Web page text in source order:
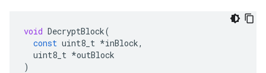
void DecryptBlock(
const uint8_t *inBlock,
uint8_t *outBlock
)